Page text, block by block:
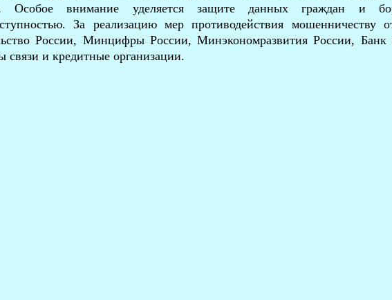
Особое внимание уделяется защите данных граждан и
За реализацию мер противодействия мошенничеству
России, Минцифры России, Минэкономразвития России, Банк
связи и кредитные организации.